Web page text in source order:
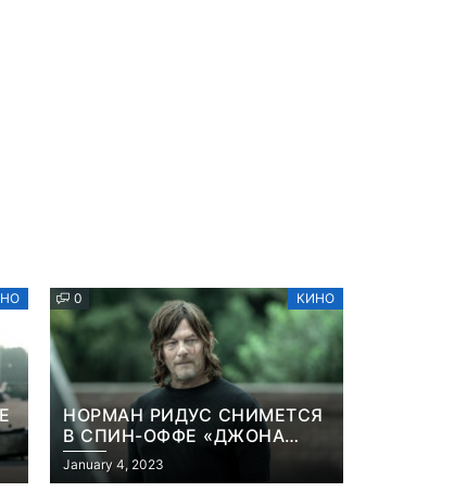
0 КИНО
НОРМАН РИДУС СНИМЕТСЯ
В СПИН-ОФФЕ «ДЖОНА
УИКА»
January 4, 2023